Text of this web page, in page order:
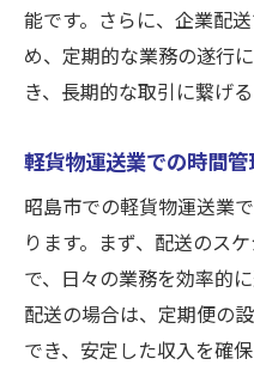
昭島市における
ス
個人事業主とし
効率的なスケジ
ビジネス運営に
効率化と高収入を両
業界の裏側
収入を最大化す
能です。さらに、企業配
め、定期的な業務の遂行
き、長期的な取引に繋げる
軽貨物運送業での時間
昭島市での軽貨物運送業
ります。まず、配送のス
で、日々の業務を効率的
配送の場合は、定期便の
でき、安定した収入を確